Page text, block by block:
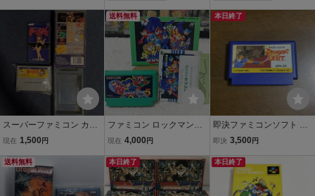
当時物 箱・取扱説明書付
スーパーファミコン カジ
ノパラダイス 箱・説明書
現在 1,500 円
送料無料
ファミコン ロックマン5
ブルースの罠!? 箱・説明
現在 4,000 円
本日終了
即決ファミコンソフト ド
ラゴンユニット
即決 3,500 円
送料無料 本日終了 本日終了